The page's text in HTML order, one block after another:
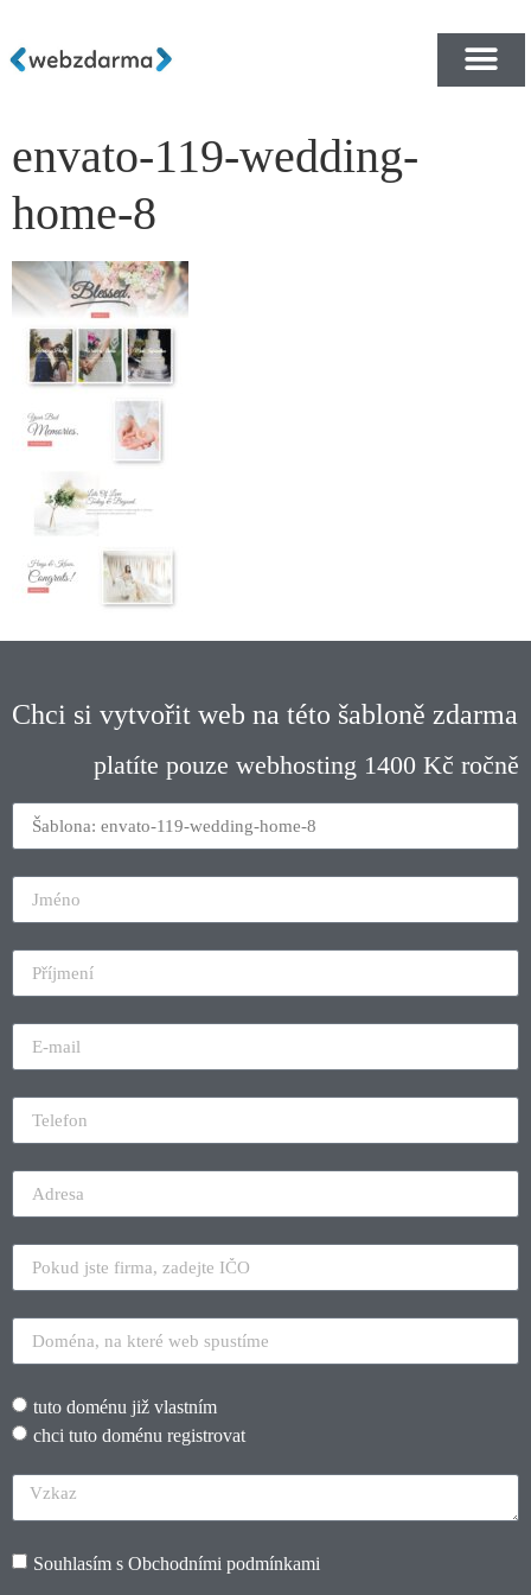
envato-119-wedding-
home-8
Chci si vytvořit web na této šabloně zdarma
platíte pouze webhosting 1400 Kč ročně
tuto doménu již vlastním
chci tuto doménu registrovat
Souhlasím s Obchodními podmínkami